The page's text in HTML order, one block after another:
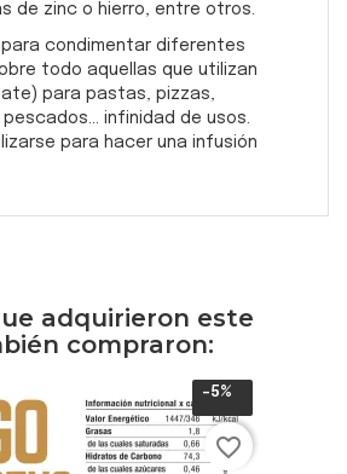
de zinc o hierro, entre otros.
para condimentar diferentes
todo aquellas que utilizan
para pastas, pizzas,
infinidad de usos.
para hacer una infusión
adquirieron este
compraron:
-5%
favorite_border